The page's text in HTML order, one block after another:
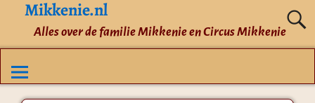
Mikkenie.nl
Alles over de familie Mikkenie en Circus Mikkenie